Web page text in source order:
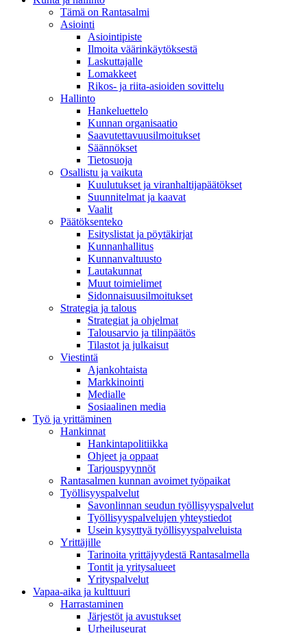
Tämä on Rantasalmi
Asiointi
Asiointipiste
Ilmoita väärinkäytöksestä
Laskuttajalle
Lomakkeet
Rikos- ja riita-asioiden sovittelu
Hallinto
Hankeluettelo
Kunnan organisaatio
Saavutettavuusilmoitukset
Säännökset
Tietosuoja
Osallistu ja vaikuta
Kuulutukset ja viranhaltijapäätökset
Suunnitelmat ja kaavat
Vaalit
Päätöksenteko
Esityslistat ja pöytäkirjat
Kunnanhallitus
Kunnanvaltuusto
Lautakunnat
Muut toimielimet
Sidonnaisuusilmoitukset
Strategia ja talous
Strategiat ja ohjelmat
Talousarvio ja tilinpäätös
Tilastot ja julkaisut
Viestintä
Ajankohtaista
Markkinointi
Medialle
Sosiaalinen media
Työ ja yrittäminen
Hankinnat
Hankintapolitiikka
Ohjeet ja oppaat
Tarjouspyynnöt
Rantasalmen kunnan avoimet työpaikat
Työllisyyspalvelut
Savonlinnan seudun työllisyyspalvelut
Työllisyyspalvelujen yhteystiedot
Usein kysyttyä työllisyyspalveluista
Yrittäjille
Tarinoita yrittäjyydestä Rantasalmella
Tontit ja yritysalueet
Yrityspalvelut
Vapaa-aika ja kulttuuri
Harrastaminen
Järjestöt ja avustukset
Urheiluseurat